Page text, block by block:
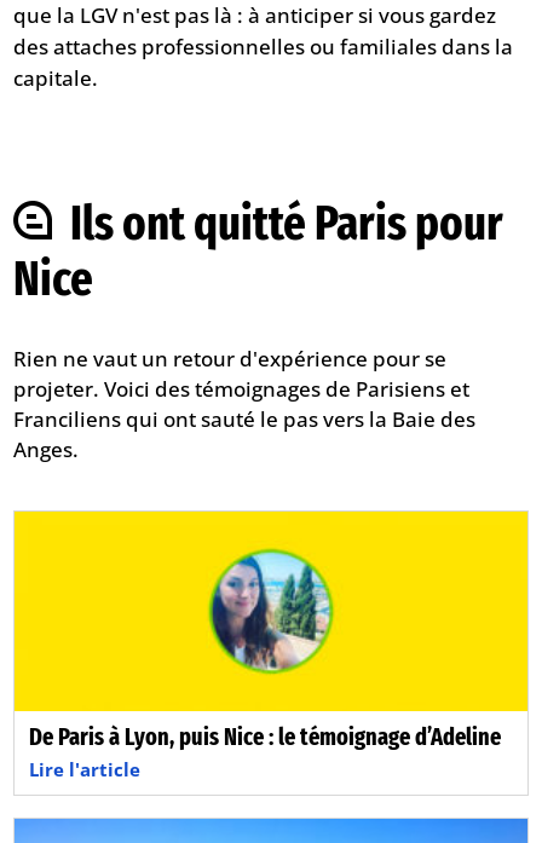
que la LGV n'est pas là : à anticiper si vous gardez
des attaches professionnelles ou familiales dans la
capitale.
Ils ont quitté Paris pour
Nice
Rien ne vaut un retour d'expérience pour se
projeter. Voici des témoignages de Parisiens et
Franciliens qui ont sauté le pas vers la Baie des
Anges.
De Paris à Lyon, puis Nice : le témoignage d’Adeline
Lire l'article